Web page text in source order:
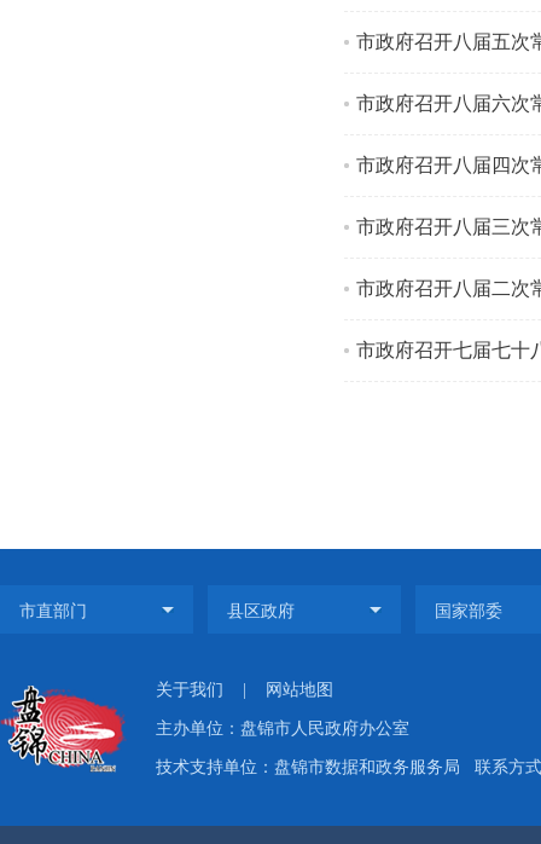
市政府召开八届五次
市政府召开八届六次
市政府召开八届四次
市政府召开八届三次
市政府召开八届二次
市政府召开七届七十
关于我们 网站地图
主办单位：盘锦市人民政府办公室
技术支持单位：盘锦市数据和政务服务局 联系方